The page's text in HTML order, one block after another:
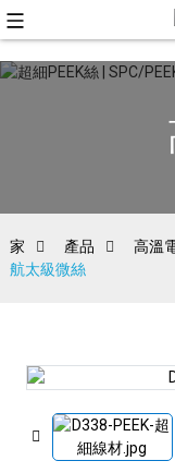
家 產品 高溫
航太級微絲